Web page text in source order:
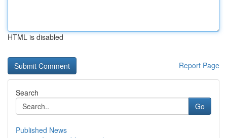
HTML is disabled
Report Page
Search
Go
Published News